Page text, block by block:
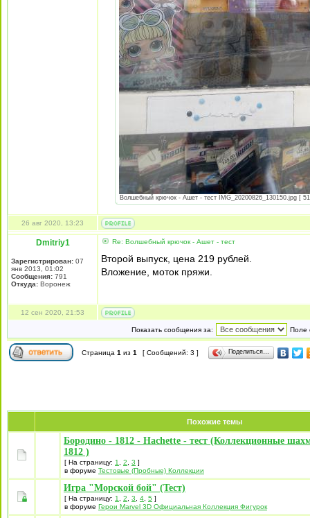
Волшебный крючок - Ашет - тест IMG_20200826_130150.jpg [
26 авг 2020, 13:23
Dmitriy1
Зарегистрирован: 07
янв 2013, 01:02
Сообщения: 791
Откуда: Воронеж
Re: Волшебный крючок - Ашет - тест
Второй выпуск, цена 219 рублей.
Вложение, моток пряжи.
12 сен 2020, 21:53
Показать сообщения за: Поле
Страница 1 из 1 [ Сообщений: 3 ] Поделиться…
Похожие темы
Бородино - 1812 - Hachette - тест (Коллекционные
1812 )
[ На страницу: 1 2 3 ]
в форуме Тестовые (Пробные) Коллекции
Игра "Морской бой" (Тест)
[ На страницу: 1 2 3 4 5 ]
в форуме Герои Marvel 3D Официальная Коллекция Фигурок